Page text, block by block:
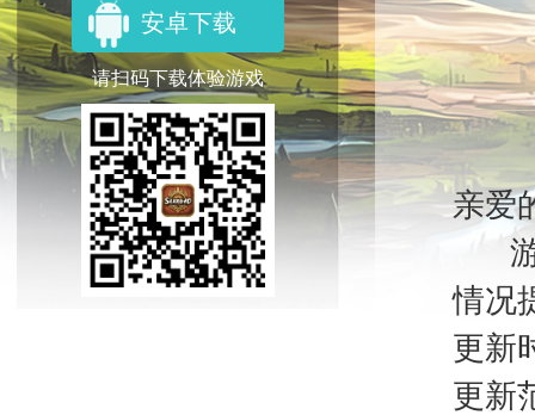
安卓下载
请扫码下载体验游戏
亲爱
游
情况
更新
更新